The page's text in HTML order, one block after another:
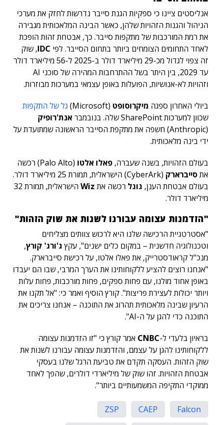
אנליסטים ציינו כי ספקיות הגנת סייבר נדרשות לחזק את מערכי
הניהול והגנות הזהויות שלהן, כאשר הבינה המלאכותית מגבירה
את רמת המורכבות של מתקפות סייבר. כך, אבטחת זהות הופכת
לאחד התחומים הצומחים ביותר בתחום הסייבר. לפי IDC, שוק
זה צפוי לגדול מכ-29 מיליארד דולר ב-2025 ל-56 מיליארד דולר
עד 2029, בין היתר בשל ההתרחבות המהירה של סוכני AI
וזהויות לא-אנושיות, הפועלות באופן עצמאי במערכות מבוזרות.
ביולי האחרון ספגה מיקרוסופט (Microsoft)
גל של התקפות
שכוון למערכות SharePoint שלה. בנובמבר
אנת'רופיק
(Anthropic) חשפה את מתקפת הסייבר הראשונה שמתועדת על
ידי בינה מלאכותית.
בעולם הזהויות, בשנה שעברה, פאלו אלטו
(Palo Alto) רכשה
אתסייברארק
(CyberArk) הישראלית, תמורת 25 מיליארד דולר.
בעולם אבטחת הענן, גוגל רכשה את Wiz
הישראלית, תמורת 32
מיליארד דולר.
"הזדמנות עצומה עבורנו לשנות את שוק הזהות"
"אסטרטגיית הרכישה שלנו היא לרכוש צוותים מצליחים
וטכנולוגיה חדשנית – במקום כלים ישנים", עקץג'ורג' קורץ,
מנכ"ל קראודסטרייק, את פאלו אלטו, על רכישת סייברארק.
"אנחנו רוצים להציע ללקוחותינו את הערך המרבי, שבו הם יעבדו
באופן אחוד מולנו, עם פחות ספקים, פחות מורכבות, פחות עלות
ויותר יכולות לעצירת פריצות". קורץ הוסיף ואמר כי: "אל תקנו את
הרעיון שבינה מלאכותית תהרוג את התוכנה – אנחנו צריכים את
התוכנה כדי להגן על ה-AI".
בראיון בלעדי ל-CNBC אמר קורץ כי "זו הזדמנות עצומה
ללקוחותינו להגן על עצמם, והזדמנות עצומה עבורנו לשנות את
שוק הזהות. העסקה תקדם את טביעת הרגל שלנו בעסקי
אבטחת הזהויות. זהו שוק של מיליארדי דולרים, שהפך לאחד
ממוקדי התקיפה המשמעותיים ביותר".
Falcon
CAEP
ZSP